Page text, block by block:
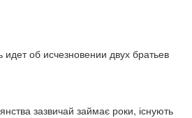
об исчезновении двух братьев
зазвичай займає роки, існують